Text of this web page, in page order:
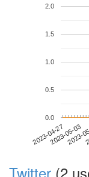
2023-04-272023-05-03
2023-
0.0
0.5
1.0
1.5
2.0
Twitter (2